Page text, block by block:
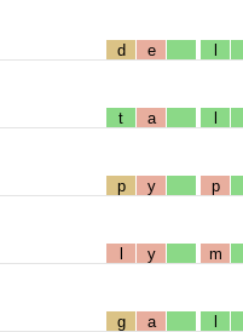
d e l
t a l
p y p
l y m
g a l